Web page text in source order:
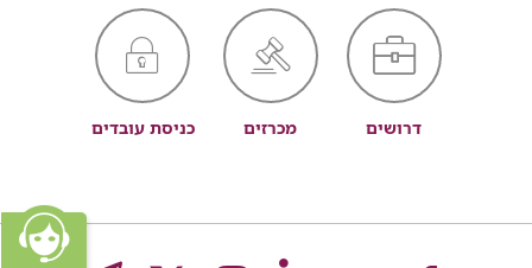
דרושים מכרזים כניסת עובדים